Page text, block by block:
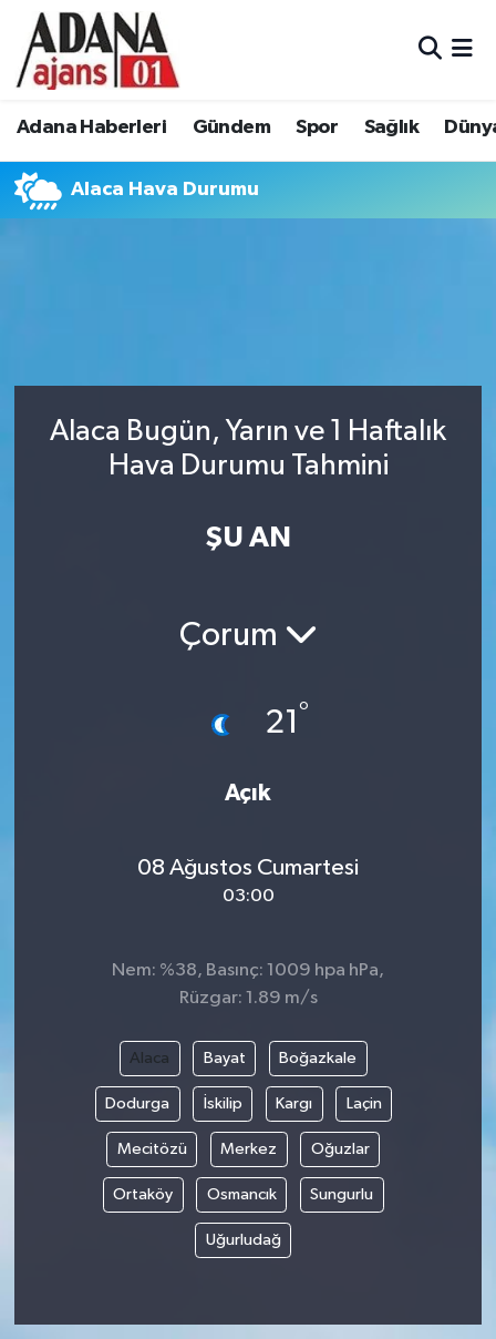
Adana Haberleri Gündem Spor Sağlık
Alaca Hava Durumu
Alaca Bugün, Yarın ve 1 Haftalık
Hava Durumu Tahmini
ŞU AN
Çorum
21°
Açık
08 Ağustos Cumartesi
03:00
Nem: %38, Basınç: 1009 hpa hPa,
Rüzgar: 1.89 m/s
Alaca Bayat Boğazkale
Dodurga İskilip Kargı Laçin
Mecitözü Merkez Oğuzlar
Ortaköy Osmancık Sungurlu
Uğurludağ
Adana Haberleri
Spor
Siyaset
Ekonomi
Adana Nöbetçi Eczaneler
Adana Namaz Vakitleri
Son Dakika Haberleri
Haber Arşivi